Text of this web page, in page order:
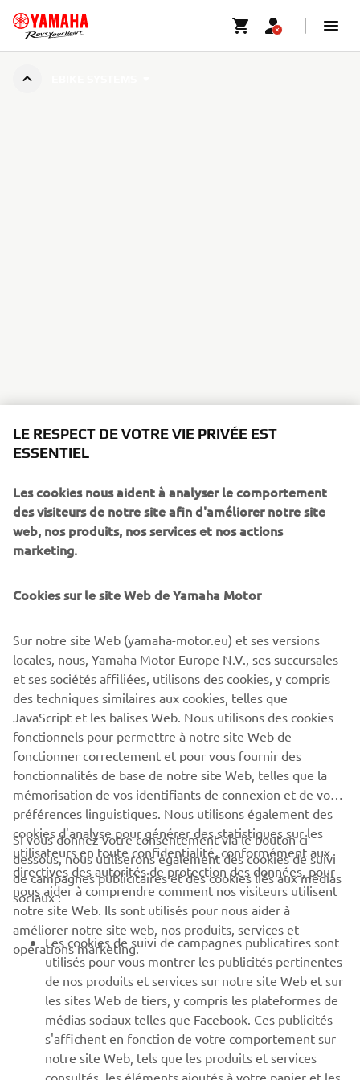
LE RESPECT DE VOTRE VIE PRIVÉE EST
ESSENTIEL
Les cookies nous aident à analyser le comportement
des visiteurs de notre site afin d'améliorer notre site
web, nos produits, nos services et nos actions
marketing.
Cookies sur le site Web de Yamaha Motor
Sur notre site Web (yamaha-motor.eu) et ses versions
locales, nous, Yamaha Motor Europe N.V., ses succursales
et ses sociétés affiliées, utilisons des cookies, y compris
des techniques similaires aux cookies, telles que
JavaScript et les balises Web. Nous utilisons des cookies
fonctionnels pour permettre à notre site Web de
fonctionner correctement et pour vous fournir des
fonctionnalités de base de notre site Web, telles que la
mémorisation de vos identifiants de connexion et de vos
préférences linguistiques. Nous utilisons également des
cookies d'analyse pour générer des statistiques sur les
utilisateurs en toute confidentialité, conformément aux
directives des autorités de protection des données, pour
nous aider à comprendre comment nos visiteurs utilisent
notre site Web. Ils sont utilisés pour nous aider à
améliorer notre site web, nos produits, services et
opérations marketing.
Si vous donnez votre consentement via le bouton ci-
dessous, nous utiliserons également des cookies de suivi
de campagnes publicitaires et des cookies liés aux médias
sociaux :
Les cookies de suivi de campagnes publicatires sont
utilisés pour vous montrer les publicités pertinentes
de nos produits et services sur notre site Web et sur
les sites Web de tiers, y compris les plateformes de
médias sociaux telles que Facebook. Ces publicités
s'affichent en fonction de votre comportement sur
notre site Web, tels que les produits et services
consultés, les éléments ajoutés à votre panier et les